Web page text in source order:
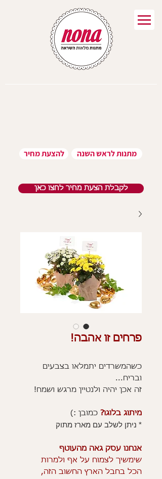
להצעת מחיר מתנות לראש השנה
לקבלת הצעת מחיר לחצו כאן
פרחים זו אהבה!
כשהמשרדים יתמלאו בצבעים
ובריח...
זה אכן יהיה ולנטיין מרגש ושמח!
מיתוג בלוגו? כמובן :)
* ניתן לשלב עם מארז מתוק
אנחנו עסק גאה מהעוטף
שימשיך לצמוח על אף ולמרות
הכל בחבל הארץ החשוב הזה,